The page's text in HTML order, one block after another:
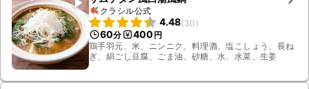
クラシル公式
4.48(30 )
60分 400 円
鶏手羽元、米、ニンニク、料理酒、塩こしょう、長ね
ぎ、絹ごし豆腐、ごま油、砂糖、水、水菜、生姜